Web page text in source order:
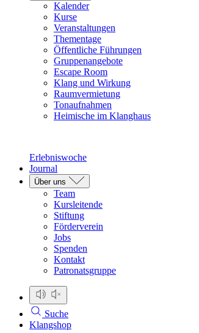
Kalender
Kurse
Veranstaltungen
Thementage
Öffentliche Führungen
Gruppenangebote
Escape Room
Klang und Wirkung
Raumvermietung
Tonaufnahmen
Heimische im Klanghaus
Erlebniswoche
Journal
Über uns
Team
Kursleitende
Stiftung
Förderverein
Jobs
Spenden
Kontakt
Patronatsgruppe
Suche
Klangshop